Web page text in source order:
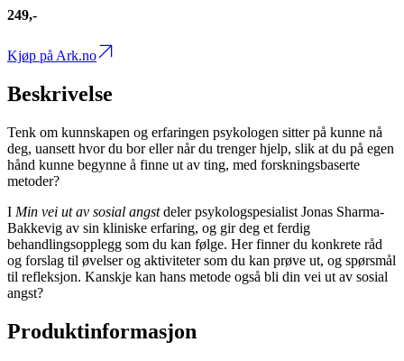
249,-
Kjøp på Ark.no
Beskrivelse
Tenk om kunnskapen og erfaringen psykologen sitter på kunne nå
deg, uansett hvor du bor eller når du trenger hjelp, slik at du på egen
hånd kunne begynne å finne ut av ting, med forskningsbaserte
metoder?
I Min vei ut av sosial angstdeler psykologspesialist Jonas Sharma-
Bakkevig av sin kliniske erfaring, og gir deg et ferdig
behandlingsopplegg som du kan følge. Her finner du konkrete råd
og forslag til øvelser og aktiviteter som du kan prøve ut, og spørsmål
til refleksjon. Kanskje kan hans metode også bli din vei ut av sosial
angst?
Produktinformasjon